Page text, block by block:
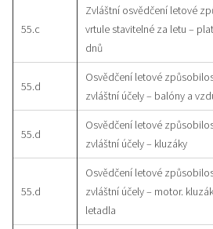
55.c
Zvláštní osvědčení letové
vrtule stavitelné za letu –
dnů
55.d
Osvědčení letové
zvláštní účely – balóny a
55.d
Osvědčení letové
zvláštní účely – kluzáky
55.d
Osvědčení letové
zvláštní účely – motor.
letadla